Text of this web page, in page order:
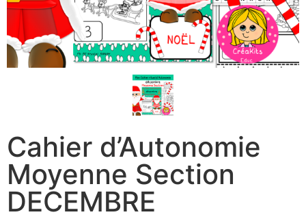
Cahier d’Autonomie
Moyenne Section
DECEMBRE